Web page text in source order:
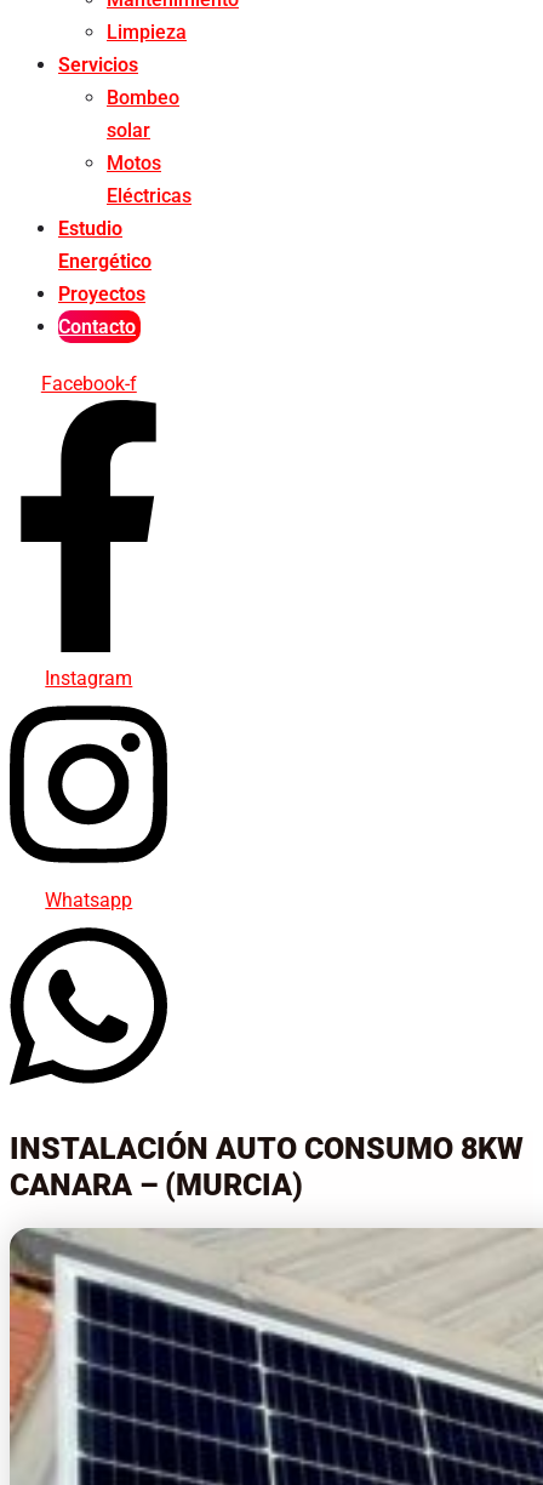
Limpieza
Servicios
Bombeo
solar
Motos
Eléctricas
Estudio
Energético
Proyectos
Contacto
Facebook-f
Instagram
Whatsapp
INSTALACIÓN AUTO CONSUMO 8KW
CANARA – (MURCIA)